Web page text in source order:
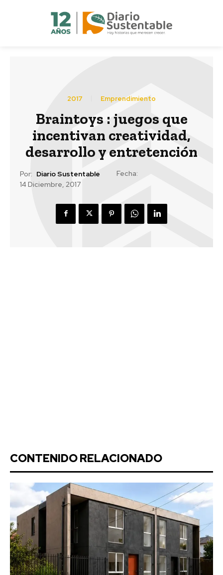
2017 Emprendimiento
Braintoys : juegos que
incentivan creatividad,
desarrollo y entretención
Por: Diario Sustentable
Fecha:
14 Diciembre, 2017
CONTENIDO RELACIONADO